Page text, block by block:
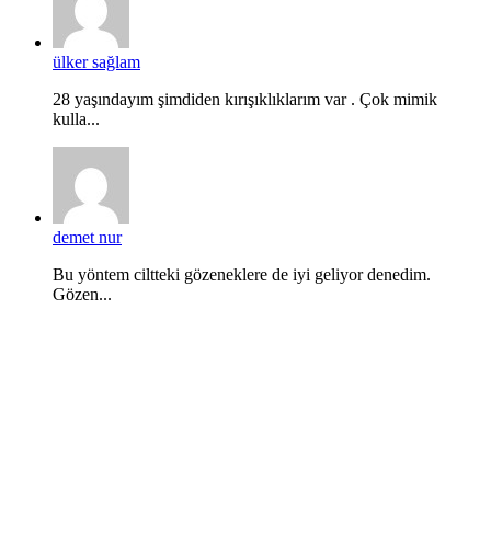
ülker sağlam
28 yaşındayım şimdiden kırışıklıklarım var . Çok mimik
kulla...
demet nur
Bu yöntem ciltteki gözeneklere de iyi geliyor denedim.
Gözen...